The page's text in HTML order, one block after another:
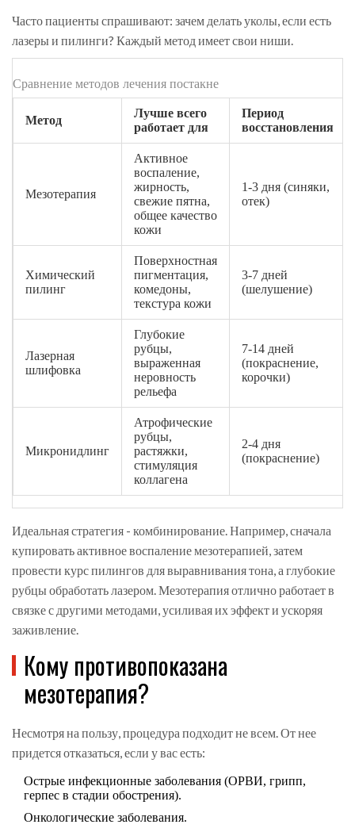
Часто пациенты спрашивают: зачем делать уколы, если есть
лазеры и пилинги? Каждый метод имеет свои ниши.
Сравнение методов лечения постакне
Метод
Лучше всего
работает для
Период
восстановления
Мезотерапия
Активное
воспаление,
жирность,
свежие пятна,
общее качество
кожи
1-3 дня (синяки,
отек)
Химический
пилинг
Поверхностная
пигментация,
комедоны,
текстура кожи
3-7 дней
(шелушение)
Лазерная
шлифовка
Глубокие
рубцы,
выраженная
неровность
рельефа
7-14 дней
(покраснение,
корочки)
Микронидлинг
Атрофические
рубцы,
растяжки,
стимуляция
коллагена
2-4 дня
(покраснение)
Идеальная стратегия - комбинирование. Например, сначала
купировать активное воспаление мезотерапией, затем
провести курс пилингов для выравнивания тона, а глубокие
рубцы обработать лазером. Мезотерапия отлично работает в
связке с другими методами, усиливая их эффект и ускоряя
заживление.
Кому противопоказана
мезотерапия?
Несмотря на пользу, процедура подходит не всем. От нее
придется отказаться, если у вас есть:
Острые инфекционные заболевания (ОРВИ, грипп,
герпес в стадии обострения).
Онкологические заболевания.